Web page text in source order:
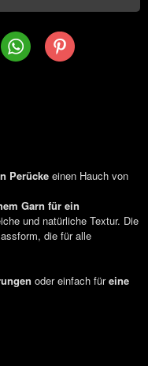
WhatsAppPinterest
Perücke einen Hauch von
Garn für ein
und natürliche Textur. Die
die für alle
oder einfach füreine